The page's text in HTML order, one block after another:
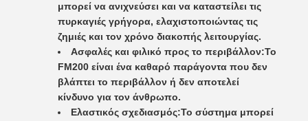
μπορεί να ανιχνεύσει και να καταστείλει τις
πυρκαγιές γρήγορα, ελαχιστοποιώντας τις
ζημιές και τον χρόνο διακοπής λειτουργίας.
Ασφαλές και φιλικό προς το περιβάλλον:Το
FM200 είναι ένα καθαρό παράγοντα που δεν
βλάπτει το περιβάλλον ή δεν αποτελεί
κίνδυνο για τον άνθρωπο.
Ελαστικός σχεδιασμός:Το σύστημα μπορεί